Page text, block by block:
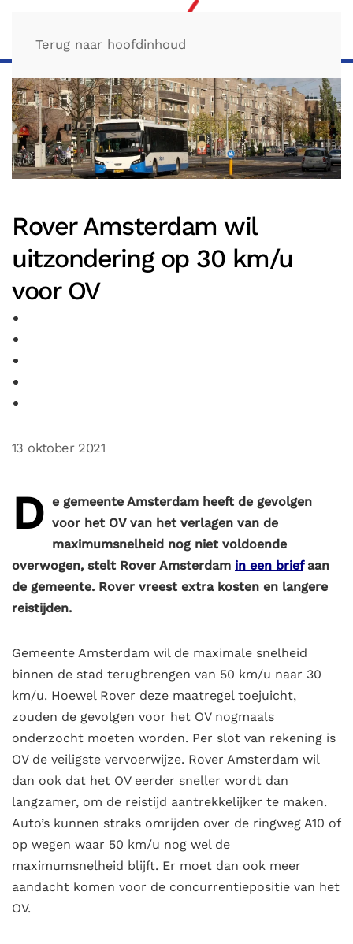
Terug naar hoofdinhoud
Rover Amsterdam wil
uitzondering op 30 km/u
voor OV
13 oktober 2021
D e gemeente Amsterdam heeft de gevolgen
voor het OV van het verlagen van de
maximumsnelheid nog niet voldoende
overwogen, stelt Rover Amsterdam in een briefaan
de gemeente. Rover vreest extra kosten en langere
reistijden.
Gemeente Amsterdam wil de maximale snelheid
binnen de stad terugbrengen van 50 km/u naar 30
km/u. Hoewel Rover deze maatregel toejuicht,
zouden de gevolgen voor het OV nogmaals
onderzocht moeten worden. Per slot van rekening is
OV de veiligste vervoerwijze. Rover Amsterdam wil
dan ook dat het OV eerder sneller wordt dan
langzamer, om de reistijd aantrekkelijker te maken.
Auto’s kunnen straks omrijden over de ringweg A10 of
op wegen waar 50 km/u nog wel de
maximumsnelheid blijft. Er moet dan ook meer
aandacht komen voor de concurrentiepositie van het
OV.